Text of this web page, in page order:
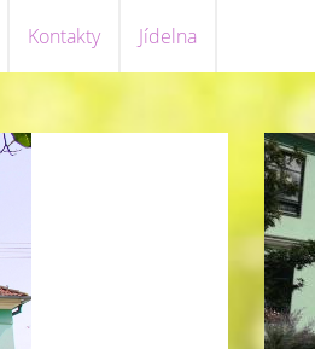
Kontakty Jídelna